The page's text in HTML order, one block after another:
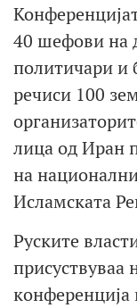
40 шефови на
политичари и
речиси 100
лица од Иран
на
Исламската
Руските